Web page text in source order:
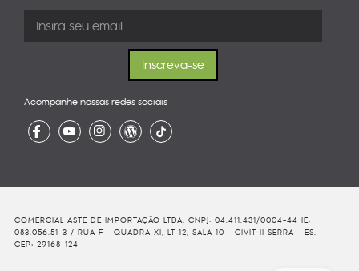
Acompanhe nossas redes sociais
COMERCIAL ASTE DE IMPORTAÇÃO LTDA. CNPJ: 04.411.431/0004-44 IE:
083.056.51-3 / RUA F - QUADRA XI, LT 12, SALA 10 - CIVIT II SERRA - ES. -
CEP: 29168-124